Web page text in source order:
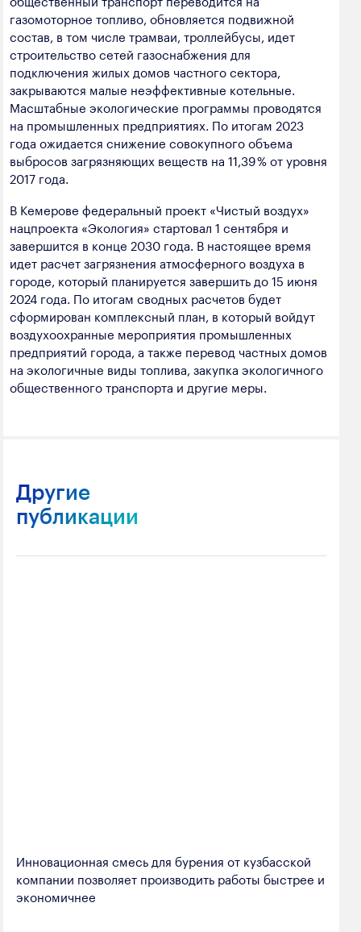
газомоторное топливо, обновляется подвижной
состав, в том числе трамваи, троллейбусы, идет
строительство сетей газоснабжения для
подключения жилых домов частного сектора,
закрываются малые неэффективные котельные.
Масштабные экологические программы проводятся
на промышленных предприятиях. По итогам 2023
года ожидается снижение совокупного объема
выбросов загрязняющих веществ на 11,39 % от уровня
2017 года.
В Кемерове федеральный проект «Чистый воздух»
нацпроекта «Экология» стартовал 1 сентября и
завершится в конце 2030 года. В настоящее время
идет расчет загрязнения атмосферного воздуха в
городе, который планируется завершить до 15 июня
2024 года. По итогам сводных расчетов будет
сформирован комплексный план, в который войдут
воздухоохранные мероприятия промышленных
предприятий города, а также перевод частных домов
на экологичные виды топлива, закупка экологичного
общественного транспорта и другие меры.
Другие
публикации
Инновационная смесь для бурения от кузбасской
компании позволяет производить работы быстрее и
экономичнее